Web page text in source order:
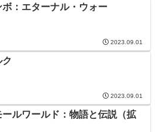
ボ：エターナル・ウォー
2023.09.01
ク
2023.09.01
ールワールド：物語と伝説（拡